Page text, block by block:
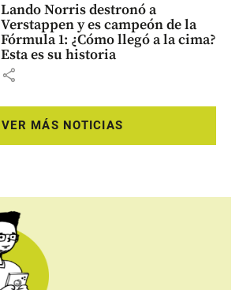
Lando Norris destronó a
Verstappen y es campeón de la
Fórmula 1: ¿Cómo llegó a la cima?
Esta es su historia
share
VER MÁS NOTICIAS